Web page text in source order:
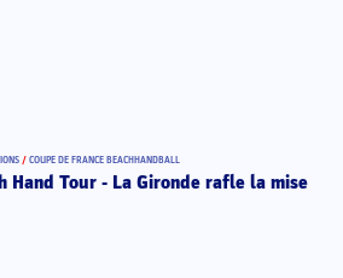
/ COUPE DE FRANCE BEACHHANDBALL
Hand Tour - La Gironde rafle la mise